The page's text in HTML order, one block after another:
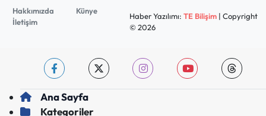
Hakkımızda
Künye
İletişim
Haber Yazılımı: TE Bilişim| Copyright
© 2026
Ana Sayfa
Kategoriler